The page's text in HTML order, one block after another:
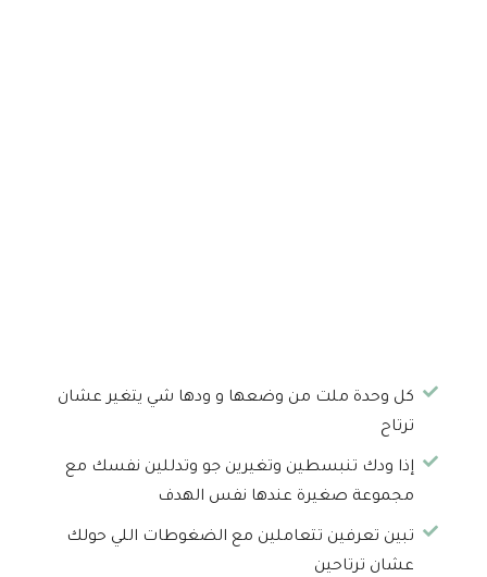
كل وحدة ملت من وضعها و ودها شي يتغير عشان
ترتاح
إذا ودك تنبسطين وتغيرين جو وتدللين نفسك مع
مجموعة صغيرة عندها نفس الهدف
تبين تعرفين تتعاملين مع الضغوطات اللي حولك
عشان ترتاحين